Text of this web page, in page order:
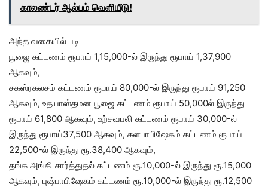
காலண்டர் ஆல்பம் வெளியீடு!
அந்த வகையில் படி
பூஜை கட்டணம் ரூபாய் 1,15,000-ல் இருந்து ரூபாய் 1,37,900
ஆகவும்,
சகஸ்ரகலசம் கட்டணம் ரூபாய் 80,000-ல் இருந்து ரூபாய் 91,250
ஆகவும், உதயாஸ்தமன பூஜை கட்டணம் ரூபாய் 50,000ல் இருந்து
ரூபாய் 61,800 ஆகவும், உற்சவபலி கட்டணம் ரூபாய் 30,000-ல்
இருந்து ரூபாய்37,500 ஆகவும், களபாபிஷேகம் கட்டணம் ரூபாய்
22,500-ல் இருந்து ரூ.38,400 ஆகவும்,
தங்க அங்கி சார்த்துதல் கட்டணம் ரூ.10,000-ல் இருந்து ரூ.15,000
ஆகவும், புஷ்பாபிஷேகம் கட்டணம் ரூ.10,000-ல் இருந்து ரூ.12,500